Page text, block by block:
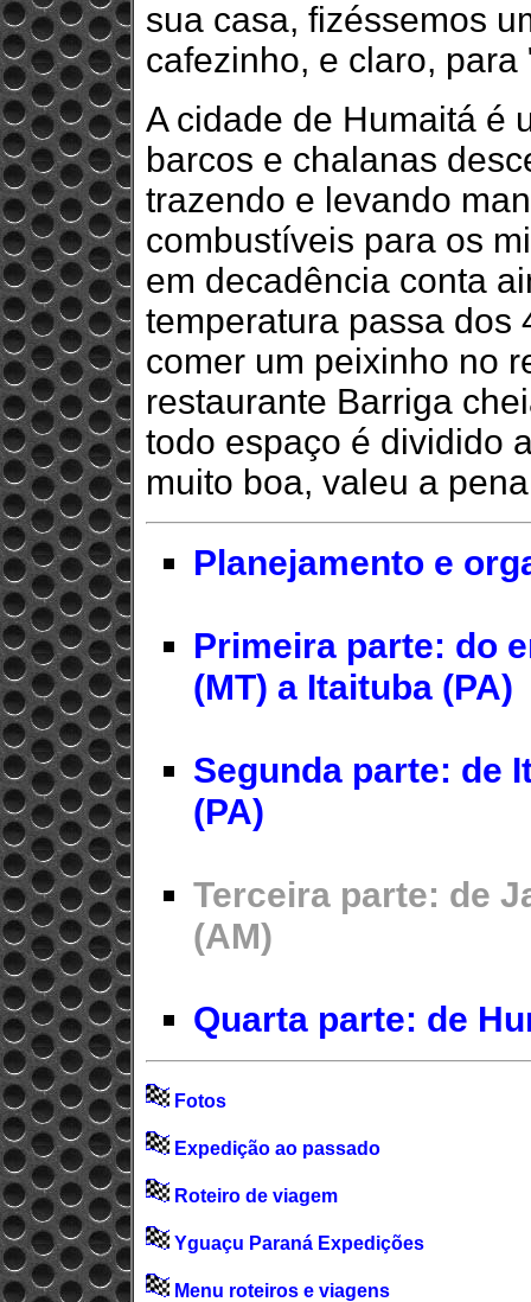
sua casa, fizéssemos
cafezinho, e claro,
A cidade de Humaitá é
barcos e chalanas
trazendo e levando
combustíveis para os
em decadência conta
temperatura passa dos
comer um peixinho no
restaurante Barriga
todo espaço é dividido
muito boa, valeu a
Planejamento e
Primeira parte: do
(MT) a Itaituba (PA)
Segunda parte: de
(PA)
Terceira parte: de
(AM)
Quarta parte: de
Fotos
Expedição ao passado
Roteiro de viagem
Yguaçu Paraná Expedições
Menu roteiros e viagens